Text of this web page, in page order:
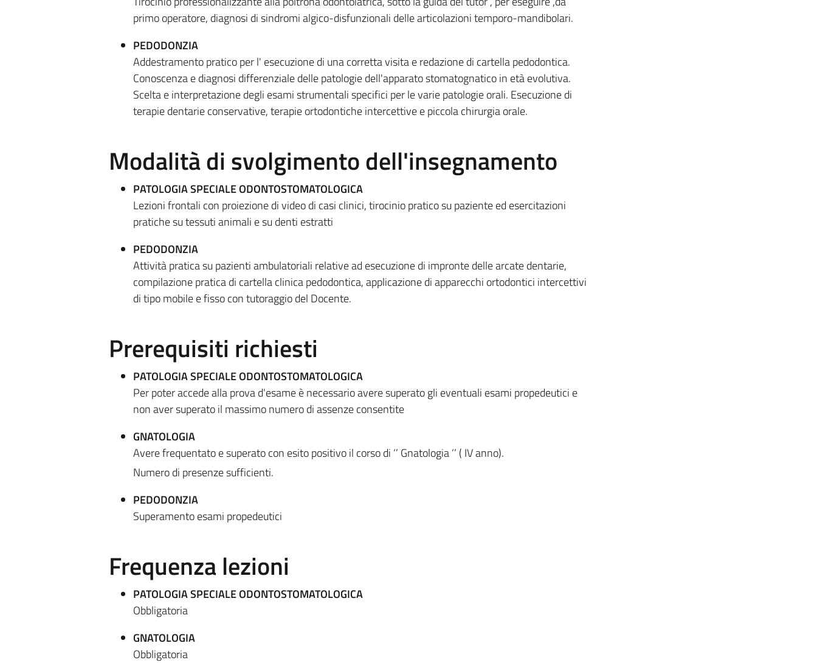
primo operatore, diagnosi di sindromi algico-disfunzionali delle articolazioni temporo-mandibolari.
PEDODONZIA
Addestramento pratico per l' esecuzione di una corretta visita e redazione di cartella pedodontica.
Conoscenza e diagnosi differenziale delle patologie dell'apparato stomatognatico in età evolutiva.
Scelta e interpretazione degli esami strumentali specifici per le varie patologie orali. Esecuzione di
terapie dentarie conservative, terapie ortodontiche intercettive e piccola chirurgia orale.
Modalità di svolgimento dell'insegnamento
PATOLOGIA SPECIALE ODONTOSTOMATOLOGICA
Lezioni frontali con proiezione di video di casi clinici, tirocinio pratico su paziente ed esercitazioni
pratiche su tessuti animali e su denti estratti
PEDODONZIA
Attività pratica su pazienti ambulatoriali relative ad esecuzione di impronte delle arcate dentarie,
compilazione pratica di cartella clinica pedodontica, applicazione di apparecchi ortodontici intercettivi
di tipo mobile e fisso con tutoraggio del Docente.
Prerequisiti richiesti
PATOLOGIA SPECIALE ODONTOSTOMATOLOGICA
Per poter accede alla prova d'esame è necessario avere superato gli eventuali esami propedeutici e
non aver superato il massimo numero di assenze consentite
GNATOLOGIA
Avere frequentato e superato con esito positivo il corso di ‘’ Gnatologia ‘’ ( IV anno).
Numero di presenze sufficienti.
PEDODONZIA
Superamento esami propedeutici
Frequenza lezioni
PATOLOGIA SPECIALE ODONTOSTOMATOLOGICA
Obbligatoria
GNATOLOGIA
Obbligatoria